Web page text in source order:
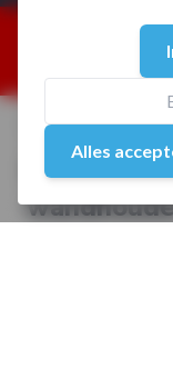
Alles
25% korting ivm
ZOMERMP. muv
zakelijk en dealer
Home / MP6221
MP6221